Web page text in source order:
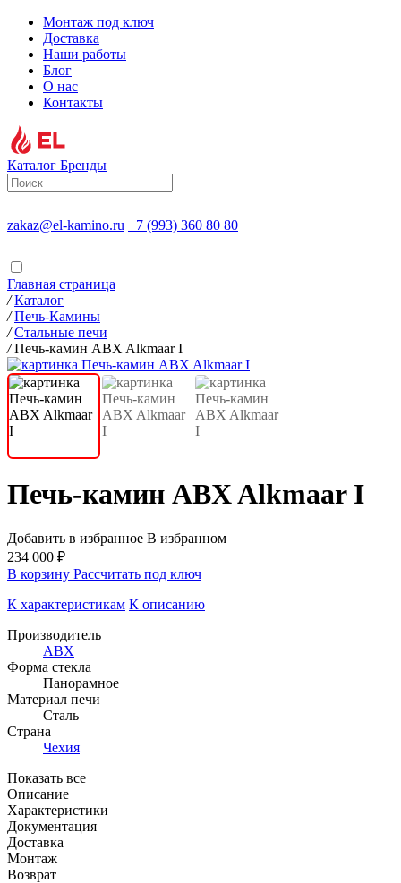
Монтаж под ключ
Доставка
Наши работы
Блог
О нас
Контакты
Каталог Бренды
zakaz@el-kamino.ru +7 (993) 360 80 80
Главная страница
/ Каталог
/ Печь-Камины
/ Стальные печи
/ Печь-камин ABX Alkmaar I
Печь-камин ABX Alkmaar I
Добавить в избранное В избранном
234 000 ₽
В корзину Рассчитать под ключ
К характеристикам К описанию
Производитель
ABX
Форма стекла
Панорамное
Материал печи
Сталь
Страна
Чехия
Показать все
Описание
Характеристики
Документация
Доставка
Монтаж
Возврат